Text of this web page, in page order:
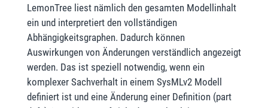
LemonTree liest nämlich den gesamten Modellinhalt
ein und interpretiert den vollständigen
Abhängigkeitsgraphen. Dadurch können
Auswirkungen von Änderungen verständlich angezeigt
werden. Das ist speziell notwendig, wenn ein
komplexer Sachverhalt in einem SysMLv2 Modell
definiert ist und eine Änderung einer Definition (part